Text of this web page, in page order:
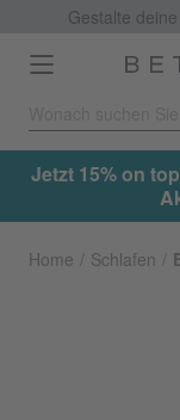
Gestalte
Toggle
navigation
Jetzt 15% on top
Home Schlafen